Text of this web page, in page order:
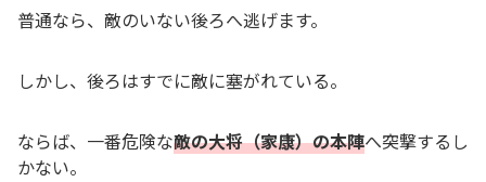
普通なら、敵のいない後ろへ逃げます。
しかし、後ろはすでに敵に塞がれている。
ならば、一番危険な敵の大将（家康）の本陣へ突撃するし
かない。